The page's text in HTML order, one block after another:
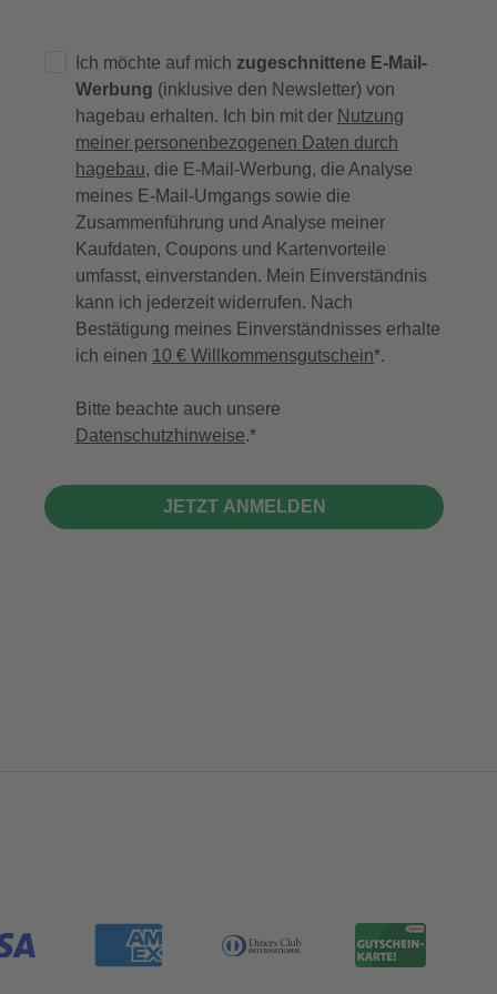
Ich möchte auf mich zugeschnittene E-Mail-
Werbung (inklusive den Newsletter) von
hagebau erhalten. Ich bin mit der Nutzung
meiner personenbezogenen Daten durch
hagebau, die E-Mail-Werbung, die Analyse
meines E-Mail-Umgangs sowie die
Zusammenführung und Analyse meiner
Kaufdaten, Coupons und Kartenvorteile
umfasst, einverstanden. Mein Einverständnis
kann ich jederzeit widerrufen. Nach
Bestätigung meines Einverständnisses erhalte
ich einen 10 € Willkommensgutschein*.
Bitte beachte auch unsere
Datenschutzhinweise.
JETZT ANMELDEN